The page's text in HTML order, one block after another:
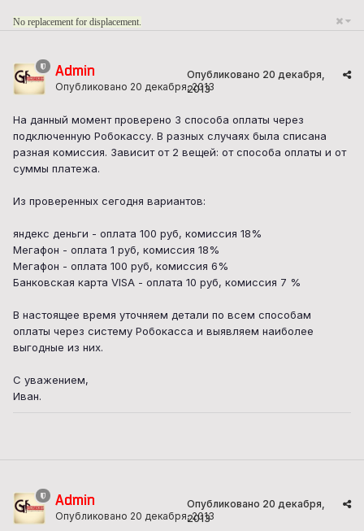
No replacement for displacement.
Admin
Опубликовано 20 декабря, 2013
Опубликовано 20 декабря,
2013
На данный момент проверено 3 способа оплаты через
подключенную Робокассу. В разных случаях была списана
разная комиссия. Зависит от 2 вещей: от способа оплаты и от
суммы платежа.
Из проверенных сегодня вариантов:
яндекс деньги - оплата 100 руб, комиссия 18%
Мегафон - оплата 1 руб, комиссия 18%
Мегафон - оплата 100 руб, комиссия 6%
Банковская карта VISA - оплата 10 руб, комиссия 7 %
В настоящее время уточняем детали по всем способам
оплаты через систему Робокасса и выявляем наиболее
выгодные из них.
С уважением,
Иван.
Admin
Опубликовано 20 декабря, 2013
Опубликовано 20 декабря,
2013